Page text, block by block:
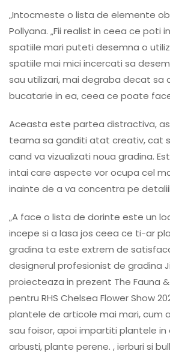
„Intocmeste o lista de elemente
Pollyana. „Fii realist in ceea ce poti
spatiile mari puteti desemna o
spatiile mai mici incercati sa
sau utilizari, mai degraba decat sa
bucatarie in ea, ceea ce poate
Aceasta este partea distractiva,
teama sa ganditi atat creativ, cat
cand va vizualizati noua gradina.
intai care aspecte vor ocupa cel
inainte de a va concentra pe
„A face o lista de dorinte este un
incepe si a lasa jos ceea ce ti-ar
gradina ta este extrem de
designerul profesionist de gradina
proiecteaza in prezent The Fauna
pentru RHS Chelsea Flower Show
plantele de articole mai mari, cum
sau foisor, apoi impartiti plantele
arbusti, plante perene. , ierburi si